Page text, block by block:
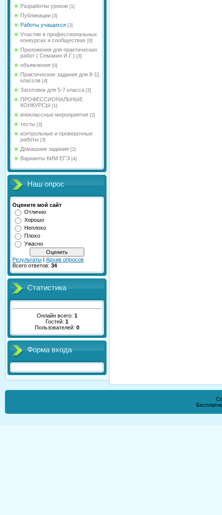
Разработки уроков [1]
Публикации [3]
Работы учащихся [3]
Участие в профессиональных
конкурсах и сообществах [0]
Приложения для практических
работ ( Семакин И.Г.) [3]
объявления [0]
Практические задания для 8-11
классов [4]
Заготовки для 5-7 класса [3]
ПРОФЕССИОНАЛЬНЫЕ
КОНКУРСЫ [1]
внеклассные мероприятия [2]
тесты [3]
контрольные и проверочные
работы [3]
Домашние задания [2]
Варианты КИМ ЕГЭ [4]
Наш опрос
Оцените мой сайт
Отлично
Хорошо
Неплохо
Плохо
Ужасно
Результаты | Архив опросов
Всего ответов: 34
Статистика
Онлайн всего: 1
Гостей: 1
Пользователей: 0
Форма входа